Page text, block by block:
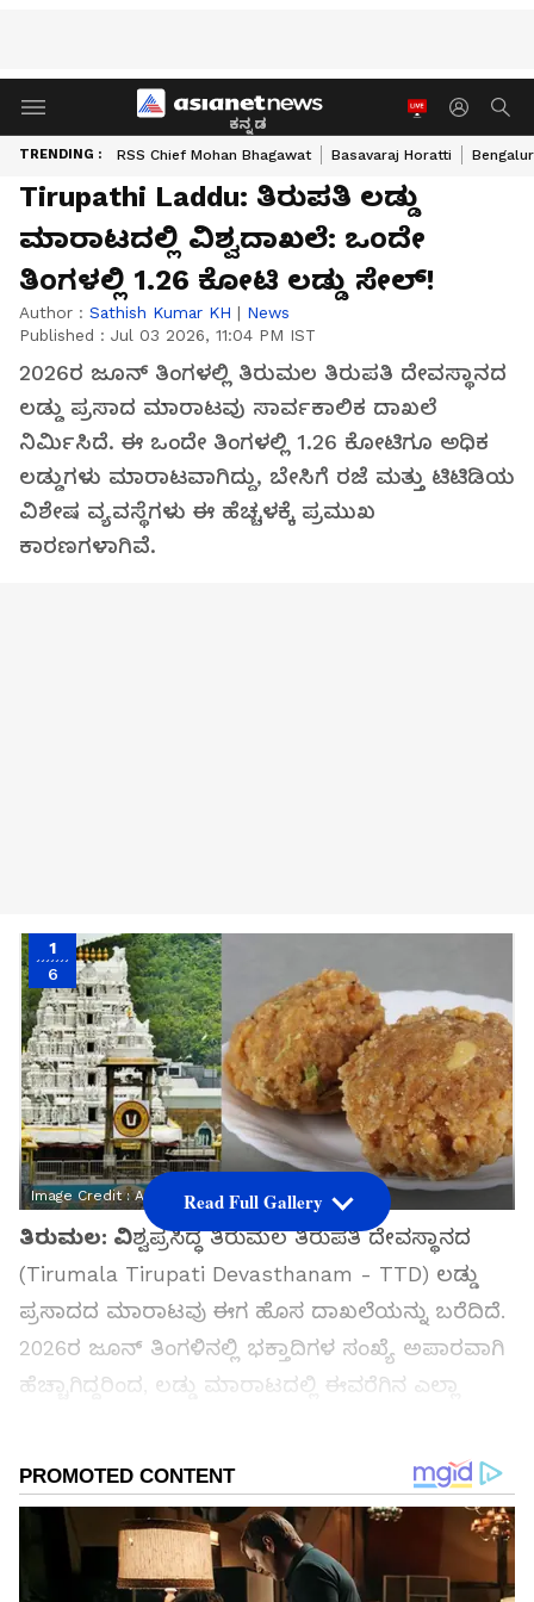
ಕನ್ನಡ
TRENDING : RSS Chief Mohan Bhagawat Basavaraj Horatti
Tirupathi Laddu: ತಿರುಪತಿ ಲಡ್ಡು
ಮಾರಾಟದಲ್ಲಿ ವಿಶ್ವದಾಖಲೆ: ಒಂದೇ
ತಿಂಗಳಲ್ಲಿ 1.26 ಕೋಟಿ ಲಡ್ಡು ಸೇಲ್!
Author : Sathish Kumar KH | News
Published : Jul 03 2026, 11:04 PM IST
2026ರ ಜೂನ್ ತಿಂಗಳಲ್ಲಿ ತಿರುಮಲ ತಿರುಪತಿ ದೇವಸ್ಥಾನದ
ಲಡ್ಡು ಪ್ರಸಾದ ಮಾರಾಟವು ಸಾರ್ವಕಾಲಿಕ ದಾಖಲೆ
ನಿರ್ಮಿಸಿದೆ. ಈ ಒಂದೇ ತಿಂಗಳಲ್ಲಿ 1.26 ಕೋಟಿಗೂ ಅಧಿಕ
ಲಡ್ಡುಗಳು ಮಾರಾಟವಾಗಿದ್ದು, ಬೇಸಿಗೆ ರಜೆ ಮತ್ತು ಟಿಟಿಡಿಯ
ವಿಶೇಷ ವ್ಯವಸ್ಥೆಗಳು ಈ ಹೆಚ್ಚಳಕ್ಕೆ ಪ್ರಮುಖ
ಕಾರಣಗಳಾಗಿವೆ.
1
6
Image Credit :Asianet News
ತಿರುಮಲ: ವಿಶ್ವಪ್ರಸಿದ್ಧ ತಿರುಮಲ ತಿರುಪತಿ ದೇವಸ್ಥಾನದ
(Tirumala Tirupati Devasthanam - TTD) ಲಡ್ಡು
ಪ್ರಸಾದದ ಮಾರಾಟವು ಈಗ ಹೊಸ ದಾಖಲೆಯನ್ನು ಬರೆದಿದೆ.
2026ರ ಜೂನ್ ತಿಂಗಳಿನಲ್ಲಿ ಭಕ್ತಾದಿಗಳ ಸಂಖ್ಯೆ ಅಪಾರವಾಗಿ
ಹೆಚ್ಚಾಗಿದ್ದರಿಂದ, ಲಡ್ಡು ಮಾರಾಟದಲ್ಲಿ ಈವರೆಗಿನ ಎಲ್ಲಾ
ಸಮಗ್ರ ಸುದ್ದಿ ಮೂಲವನ್ನಾಗಿ asianet suvarna news ಅನ್ನು
ಆಯ್ಕೆ ಮಾಡಿಕೊಳ್ಳಿ
Read Full Gallery